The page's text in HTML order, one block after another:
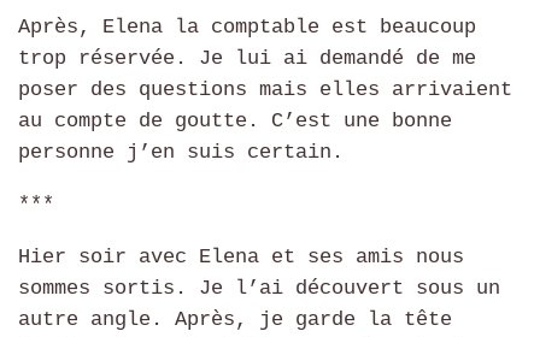
Après, Elena la comptable est beaucoup
trop réservée. Je lui ai demandé de me
poser des questions mais elles arrivaient
au compte de goutte. C’est une bonne
personne j’en suis certain.
***
Hier soir avec Elena et ses amis nous
sommes sortis. Je l’ai découvert sous un
autre angle. Après, je garde la tête